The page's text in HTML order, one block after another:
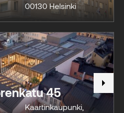
00130 Helsinki
45
Kaartinkaupunki